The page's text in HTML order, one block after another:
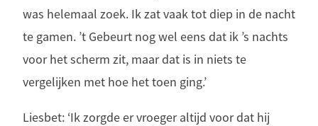
was helemaal zoek. Ik zat vaak tot diep in de nacht
te gamen. ’t Gebeurt nog wel eens dat ik ’s nachts
voor het scherm zit, maar dat is in niets te
vergelijken met hoe het toen ging.’
Liesbet: ‘Ik zorgde er vroeger altijd voor dat hij